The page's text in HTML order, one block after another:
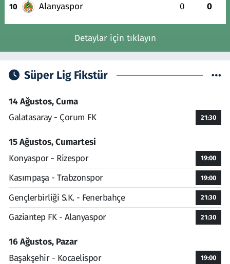
10 Alanyaspor 0 0
Detaylar için tıklayın
Süper Lig Fikstür
14 Ağustos, Cuma
Galatasaray - Çorum FK
21:30
15 Ağustos, Cumartesi
Konyaspor - Rizespor
19:00
Kasımpaşa - Trabzonspor 19:00
Gençlerbirliği S.K. - Fenerbahçe 21:30
Gaziantep FK - Alanyaspor 21:30
16 Ağustos, Pazar
Başakşehir - Kocaelispor
19:00